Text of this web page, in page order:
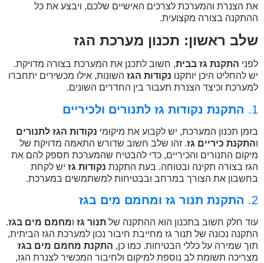
את הצנרת והמערכת לצרכים האישיים שלכם, ויבצע את כל
ההתקנה בצורה מקצועית.
שלב ראשון: תכנון מערכת הגז
לפני התקנת גז בבית, חשוב לתכנן את המערכת בצורה מדויקת.
יש להחליט היכן יותקנו נקודות הגז השונות, אילו מכשירים יתחברו
למערכת וכיצד הצנרת תעבור בין החדרים השונים.
1. התקנת נקודות גז לתנורים ולכיריים
בזמן תכנון המערכת, יש לקבוע את מיקומי נקודות הגז לתנורים
והתקנת כיריים גז. זהו שלב חשוב שדורש התאמה מדויקת של
מיקום התנורים והכיריים, כדי להבטיח שהמערכת תספק להם את
הגז בצורה תקינה ובטוחה. בעת התקנת נקודות גז יש לקחת
בחשבון את הצורך במרחב ובבטיחות למשתמשים במערכת.
2. התקנת תנור גז ומחמם מים בגז
עוד חלק חשוב בתכנון הוא ההתקנה של תנור גז ומחמם מים בגז.
התקנה נכונה של תנור גז מחייבת חיבור נכון למערכת הגז הביתית,
תוך שמירה על כללי הבטיחות. כמו כן, התקנת מחמם מים בגז
מצריכה תשומת לב נוספת למיקום ולחיבור המכשיר לצנרת הגז,